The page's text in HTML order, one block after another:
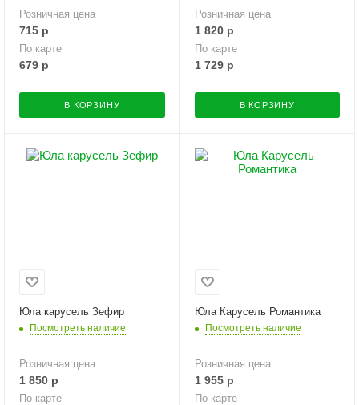
Розничная цена
715 р
По карте
679 р
В КОРЗИНУ
Розничная цена
1 820р
По карте
1 729р
В КОРЗИНУ
Юла карусель Зефир
Посмотреть наличие
Розничная цена
1 850 р
По карте
Юла Карусель Романтика
Посмотреть наличие
Розничная цена
1 955р
По карте